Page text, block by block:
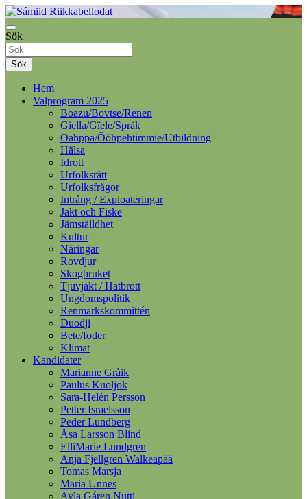
Sámiid Riikkabellodat
Samelandspartiet
Sök
Sök
Hem
Valprogram 2025
Boazu/Bovtse/Renen
Giella/Gïele/Språk
Oahppa/Ööhpehtimmie/Utbildning
Hälsa
Idrott
Urfolksrätt
Urfolksfrågor
Intrång / Exploateringar
Jakt och Fiske
Jämställdhet
Kultur
Näringar
Rovdjur
Skogbruket
Tjuvjakt / Hatbrott
Ungdomspolitik
Renmarkskommittén
Duodji
Bete/foder
Klimat
Kandidater
Marianne Gråik
Paulus Kuoljok
Sara-Helén Persson
Petter Israelsson
Peder Lundberg
Åsa Larsson Blind
ElliMarie Lundgren
Anja Fjellgren Walkeapää
Tomas Marsja
Maria Unnes
Ayla Gáren Nutti